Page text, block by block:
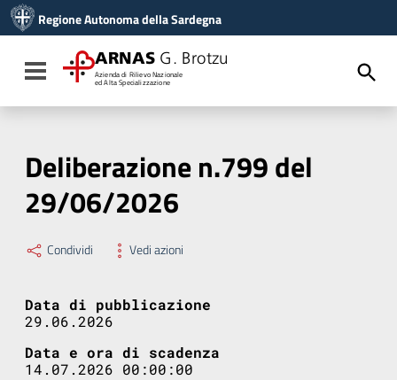
Vai al menu di navigazione
Vai al footer
Regione Autonoma della Sardegna
Toggle navigation
ARNAS G. Brotzu
Azienda di Rilievo Nazionale
ed Alta Specializzazione
Deliberazione n.799 del
29/06/2026
Condividi Vedi azioni
Data di pubblicazione
29.06.2026
Data e ora di scadenza
14.07.2026 00:00:00